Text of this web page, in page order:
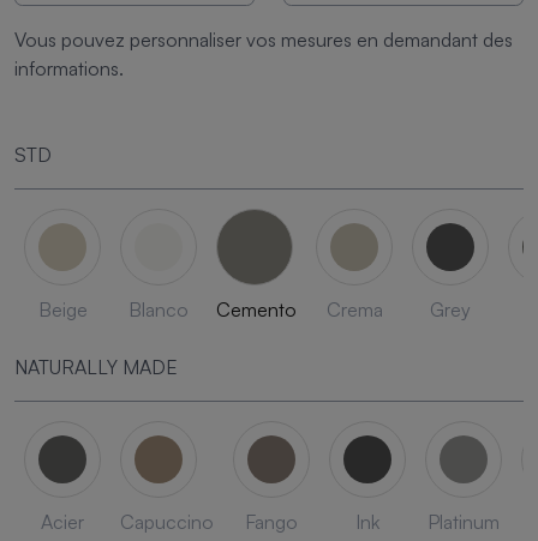
Vous pouvez personnaliser vos mesures en demandant des
informations.
STD
Beige Blanco Cemento Crema Grey
NATURALLY MADE
Acier Capuccino Fango Ink Platinum